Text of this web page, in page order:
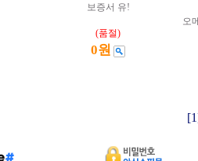
보증서 유!
(품절)
0원
오